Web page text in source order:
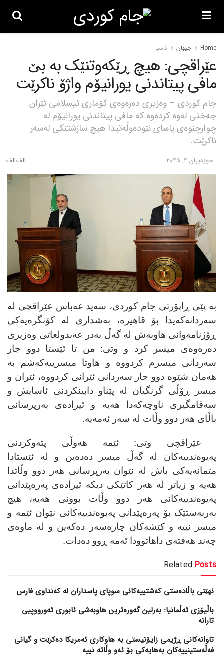
Home جیهان ئاسیا
عێراقچی: هیچ ڕێکەوتنێک بە بێ
مافی پیتاندنی یورانیۆم واژۆ ناکرێت
جام کوردی – وەزیری دەرەوەی کۆماری ئیسلامی ئێران
جەختی لەوە کردەوە کە مافی پیتاندنی یورانیۆم لە
چوارچێوەی یاسای نێودەوڵەتیدا هیچ سازشتێکی لەسەر
ناکرێت.
حوزه‌یران 2, 2025
بە پێی ڕاپۆرتی جام کوردی، سەید عەباس عێراقچی لە
سەردانەکەیدا بۆ قاهیرە، بەشداری لە کۆنگرەیەکی
ڕۆژنامەوانی هاوبەش لە گەڵ بەدر عەبدولعاتی وەزیری
دەرەوەی میسر کرد و وتی: من تا ئێستا دوو جار
سەردانی میسرم کردووە و هاوتا میسرییەکەشم بە
هەمان شێوە دوو جار سەردانی ئێرانی کردووە، ئێران و
میسر ڕۆڵی گرنگیان لە پێناو دابینکردنی ئاسایش و
سەقامگیری ناوچەکەدا هەیە و ئیرادەی بەرپرسانی
باڵای هەر دوو وڵات لە سەر ئەمەیە.
عێراقچی وتی: ئێمە هەوڵی پتەوکردنی
پەیوەندییەکان لە گەڵ میسر دەدەین و لە ئێستادا
متمانەیەکی باش لە نێوان بەرپرسانی هەر دوو وڵاتدا
هەیە و زیاتر لە هەر کاتێکی دیکە ئیرادەی پەرەپێدانی
پەیوەندییەکانی هەر دوو وڵات بوونی هەیە، هیچ
بەربەستێک بۆ پەرەپێدانی پەیوەندییەکانی نێوان ئێمە و
میسر نییە و کێشەکان چارەسەر دەکەین و لە ماوەی
چەند هەفتەی داهاتوودا ئەمە ڕوو دەدات.
Related Posts
نهێنی باڵادەستی کەشتییەکانی سوپای پاسداران لە کەنداوی فارس
باڵیۆزی ئەڵمانیا: بەرلین گەورەترین هاوبەشی ئابوری ئەورووپیی
تارانە
تاوانەکانی ڕژیمی زایۆنیستی بە هاوکاری ئەمریکا دەکرێت و گیانی
فەڵەستینییەکان بەهایەکی بۆ ئەو وڵاتە نییە